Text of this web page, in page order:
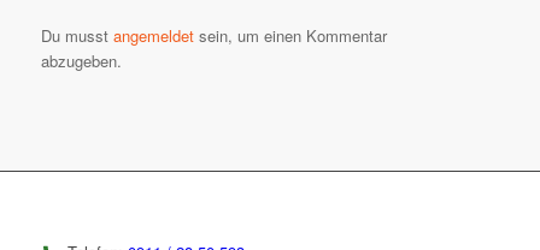
Du musst angemeldetsein, um einen Kommentar
abzugeben.